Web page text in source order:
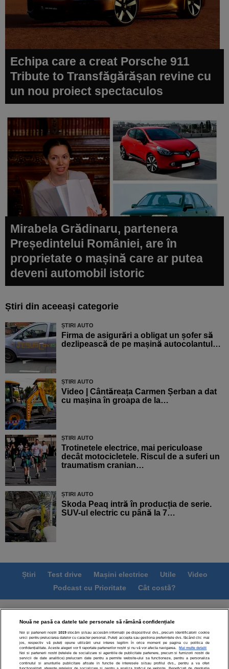
Echipa care a creat Porsche 911
Tribute to Transfăgărășan revine cu
un nou proiect spectaculos
Mirabela Grădinaru, partenera
Președintelui României, are în
proprietate o mașină care ar putea
deveni automobil istoric
Știri din aceeași categorie
ȘTIRI AUTO
Firma de asigurări a obligat un șofer să
dezlipească de pe mașină autocolantul…
ȘTIRI AUTO
Video | Cântăreața Carmen Șerban a dat
cu mașina în groapa de la…
ȘTIRI AUTO
Trotinetele electrice, mai periculoase
decât motocicletele. Riscul de a suferi un
traumatism cranian…
ȘTIRI AUTO
Skoda Peaq intră în producția de serie.
SUV-ul electric cu până la 7…
Știri Test drive Mașini electrice Utile
Video
Podcast cu Prioritate
Cât costă?
Termeni si conditii
Politica de confidentialitate
Politica de cookies
Echipa editorială
Modifică Setările
Nouă ne pasă ca datele tale personale să rămână confidențiale
Noi și partenerii noștri 1019stocăm și/sau accesăm informații pe dispozitivul dvs., precum identificatorii cookie
unici pentru prelucrarea datelor cu caracter personal. Puteți accepta sau gestiona preferințele dvs. făcând clic mai
jos, respectiv vă puteți opune utilizării unui interes legitim în orice moment pe pagina cu politica de
confidențialitate. Aceste alegeri vor fi raportate partenerilor noștri și nu vă vor afecta navigarea.
Mai multe detalii
Noi si partenerii nostri (retelele de socializare si agentiile de publicitate partenere, precum si furnizorii nostri de
servicii de date analitice) prelucram date pentru a permite website-ului sa functioneze, pentru a personaliza
continutul si anunturile publicitare afisate in functie de interesele si/sau profilul dvs., pentru a va oferi
functionalitati aferente retelelor de socializare si pentru a analiza traficul pe website. Beneficiati de drepturile